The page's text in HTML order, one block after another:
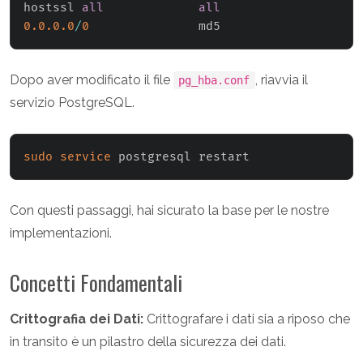
hostssl all
all
0.0 .0 .0/0
Dopo aver modificato il file pg_hba.conf , riavvia il
servizio PostgreSQL.
sudo service
Con questi passaggi, hai sicurato la base per le nostre
implementazioni.
Concetti Fondamentali
Crittografia dei Dati: Crittografare i dati sia a riposo che
in transito è un pilastro della sicurezza dei dati.